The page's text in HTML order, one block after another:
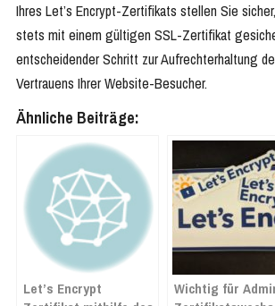
Ihres Let’s Encrypt-Zertifikats stellen Sie
stets mit einem gültigen SSL-Zertifikat
entscheidender Schritt zur Aufrechterhaltung
Vertrauens Ihrer Website-Besucher​​.
Ähnliche Beiträge:
Let’s Encrypt
Wichtig für